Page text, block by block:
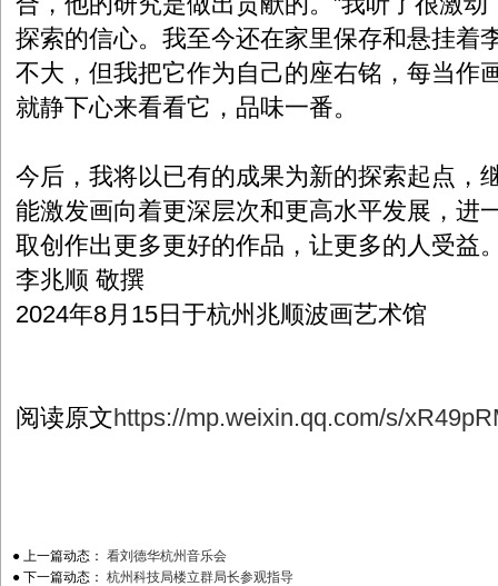
探索的信心。我至今还在家里保存和悬挂着
不大，但我把它作为自己的座右铭，每当作
就静下心来看看它，品味一番。
今后，我将以已有的成果为新的探索起点，
能激发画向着更深层次和更高水平发展，进
取创作出更多更好的作品，让更多的人受益
李兆顺 敬撰
2024年8月15日于杭州兆顺波画艺术馆
阅读原文https://mp.weixin.qq.com/s/
● 上一篇动态： 看刘德华杭州音乐会
● 下一篇动态： 杭州科技局楼立群局长参观指导